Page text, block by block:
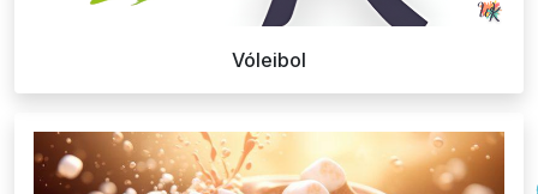
Vóleibol